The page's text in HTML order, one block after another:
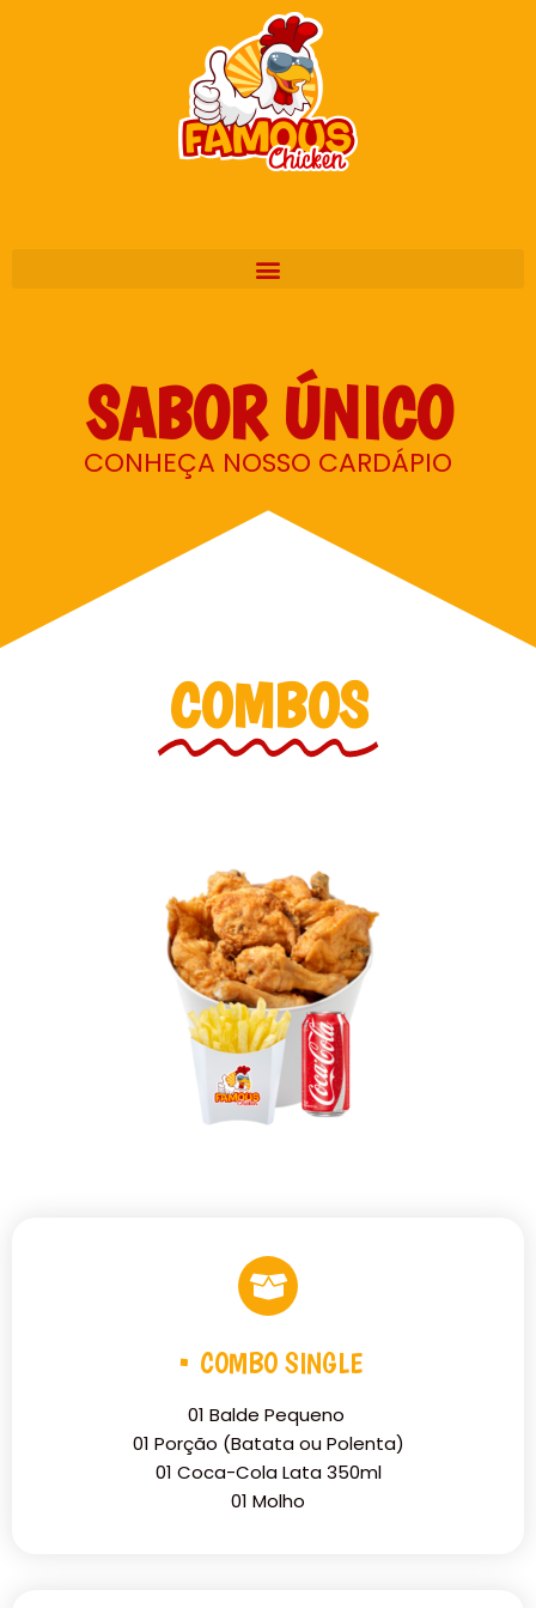
SABOR ÚNICO
CONHEÇA NOSSO CARDÁPIO
COMBOS
• COMBO SINGLE
01 Balde Pequeno
01 Porção (Batata ou Polenta)
01 Coca-Cola Lata 350ml
01 Molho